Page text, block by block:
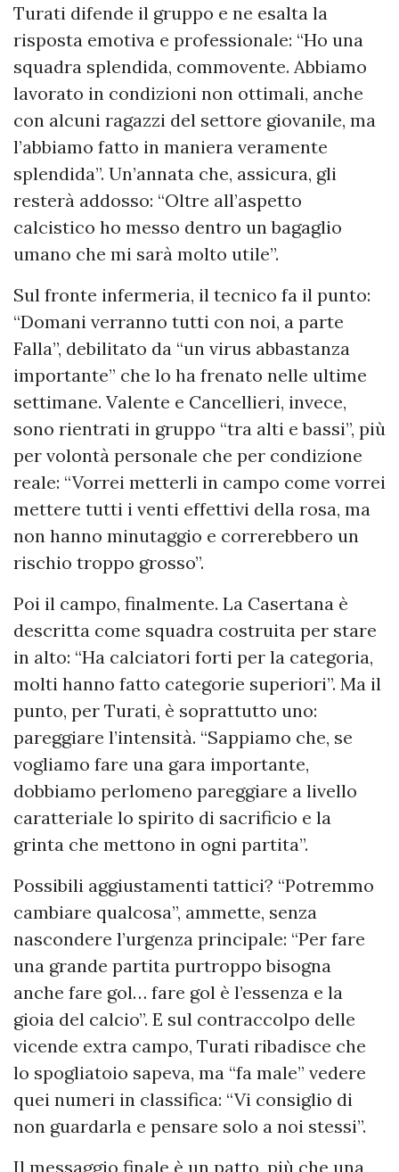
Turati difende il gruppo e ne esalta la
risposta emotiva e professionale: “Ho una
squadra splendida, commovente. Abbiamo
lavorato in condizioni non ottimali, anche
con alcuni ragazzi del settore giovanile, ma
l’abbiamo fatto in maniera veramente
splendida”. Un’annata che, assicura, gli
resterà addosso: “Oltre all’aspetto
calcistico ho messo dentro un bagaglio
umano che mi sarà molto utile”.
Sul fronte infermeria, il tecnico fa il punto:
“Domani verranno tutti con noi, a parte
Falla”, debilitato da “un virus abbastanza
importante” che lo ha frenato nelle ultime
settimane. Valente e Cancellieri, invece,
sono rientrati in gruppo “tra alti e bassi”, più
per volontà personale che per condizione
reale: “Vorrei metterli in campo come vorrei
mettere tutti i venti effettivi della rosa, ma
non hanno minutaggio e correrebbero un
rischio troppo grosso”.
Poi il campo, finalmente. La Casertana è
descritta come squadra costruita per stare
in alto: “Ha calciatori forti per la categoria,
molti hanno fatto categorie superiori”. Ma il
punto, per Turati, è soprattutto uno:
pareggiare l’intensità. “Sappiamo che, se
vogliamo fare una gara importante,
dobbiamo perlomeno pareggiare a livello
caratteriale lo spirito di sacrificio e la
grinta che mettono in ogni partita”.
Possibili aggiustamenti tattici? “Potremmo
cambiare qualcosa”, ammette, senza
nascondere l’urgenza principale: “Per fare
una grande partita purtroppo bisogna
anche fare gol… fare gol è l’essenza e la
gioia del calcio”. E sul contraccolpo delle
vicende extra campo, Turati ribadisce che
lo spogliatoio sapeva, ma “fa male” vedere
quei numeri in classifica: “Vi consiglio di
non guardarla e pensare solo a noi stessi”.
Il messaggio finale è un patto, più che una